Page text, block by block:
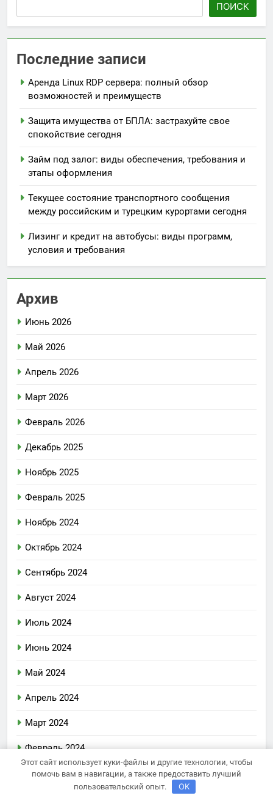
ПОИСК
Последние записи
Аренда Linux RDP сервера: полный обзор
возможностей и преимуществ
Защита имущества от БПЛА: застрахуйте свое
спокойствие сегодня
Займ под залог: виды обеспечения, требования и
этапы оформления
Текущее состояние транспортного сообщения
между российским и турецким курортами сегодня
Лизинг и кредит на автобусы: виды программ,
условия и требования
Архив
Июнь 2026
Май 2026
Апрель 2026
Март 2026
Февраль 2026
Декабрь 2025
Ноябрь 2025
Февраль 2025
Ноябрь 2024
Октябрь 2024
Сентябрь 2024
Август 2024
Июль 2024
Июнь 2024
Май 2024
Апрель 2024
Март 2024
Февраль 2024
Январь 2024
Этот сайт использует куки-файлы и другие технологии, чтобы
помочь вам в навигации, а также предоставить лучший
пользовательский опыт.
OK